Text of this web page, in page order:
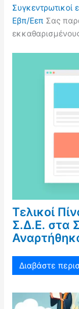
Συγκεντρωτικοί
Εβπ/Εεπ Σας
Τελικοί
Σ.Δ.Ε. στα
Διαβάστε